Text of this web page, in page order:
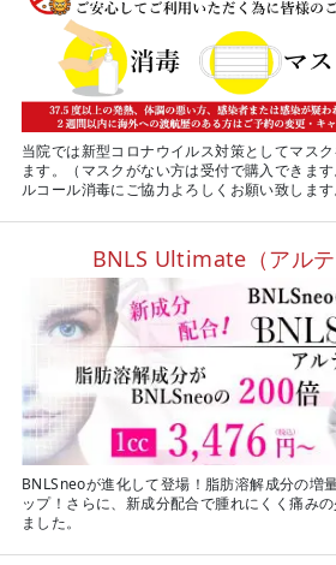
当院では新型コロナウイルス対策としてマス
ます。（マスクがない方は受付で購入できま
ルコール消毒にご協力よろしくお願い致します
BNLS Ultimate（アルテ
BNLSneoが進化して登場！脂肪溶解成分の増
ップ！さらに、新成分配合で腫れにくく痛み
ました。